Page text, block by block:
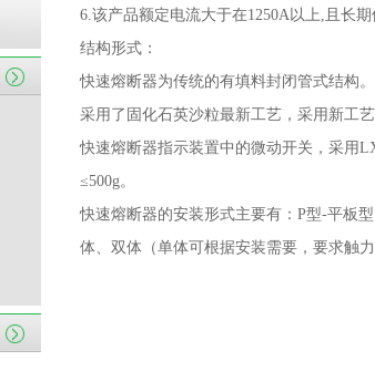
6.该产品额定电流大于在1250A以上, 且长
结构形式：
快速熔断器为传统的有填料封闭管式结构
采用了固化石英沙粒最新工艺，采用新工
快速熔断器指示装置中的微动开关，采用
≤500g。
快速熔断器的安装形式主要有： P型-平板型
体、双体（单体可根据安装需要，要求触